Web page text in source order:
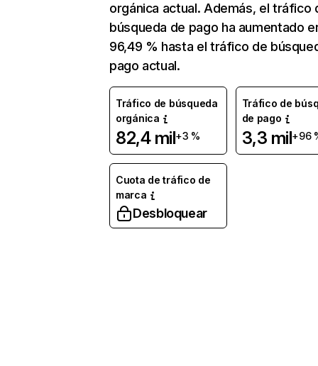
orgánica actual. Además, el tráfico
búsqueda de pago ha aumentado
96,49 % hasta el tráfico de
pago actual.
Tráfico de búsqueda
orgánica
82,4 mil+3 %
Tráfico de
de pago
3,3 mil+96
Cuota de tráfico de
marca
Desbloquear